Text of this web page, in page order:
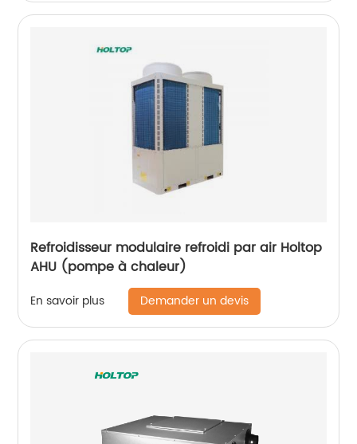
Refroidisseur modulaire refroidi par air Holtop
AHU (pompe à chaleur)
En savoir plus Demander un devis